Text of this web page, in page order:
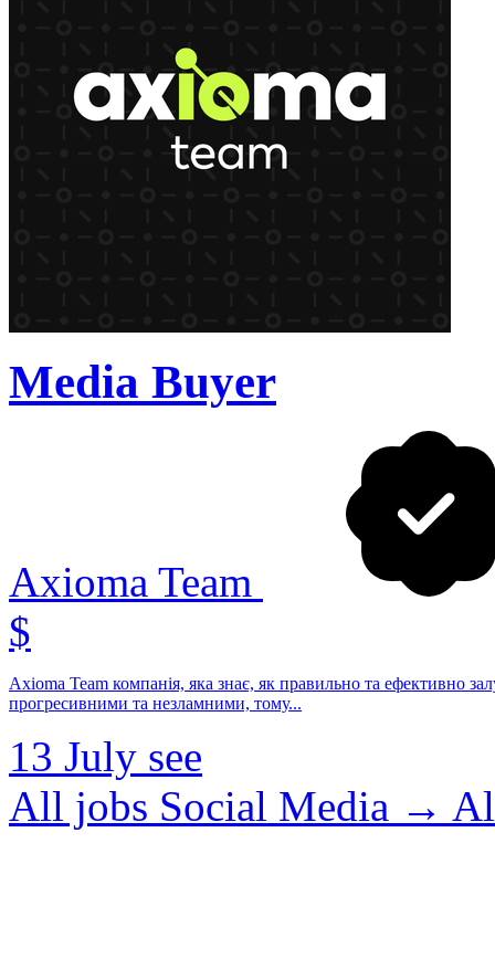
Media Buyer
Axioma Team
$
Axioma Team компанія, яка знає, як правильно та ефективно
прогресивними та незламними, тому...
13 July see
All jobs Social Media →